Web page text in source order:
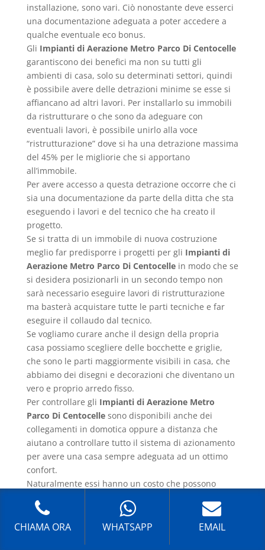
installazione, sono vari. Ciò nonostante deve esserci
una documentazione adeguata a poter accedere a
qualche eventuale eco bonus.
Gli Impianti di Aerazione Metro Parco Di Centocelle
garantiscono dei benefici ma non su tutti gli
ambienti di casa, solo su determinati settori, quindi
è possibile avere delle detrazioni minime se esse si
affiancano ad altri lavori. Per installarlo su immobili
da ristrutturare o che sono da adeguare con
eventuali lavori, è possibile unirlo alla voce
“ristrutturazione” dove si ha una detrazione massima
del 45% per le migliorie che si apportano
all’immobile.
Per avere accesso a questa detrazione occorre che ci
sia una documentazione da parte della ditta che sta
eseguendo i lavori e del tecnico che ha creato il
progetto.
Se si tratta di un immobile di nuova costruzione
meglio far predisporre i progetti per gli Impianti di
Aerazione Metro Parco Di Centocellein modo che se
si desidera posizionarli in un secondo tempo non
sarà necessario eseguire lavori di ristrutturazione
ma basterà acquistare tutte le parti tecniche e far
eseguire il collaudo dal tecnico.
Se vogliamo curare anche il design della propria
casa possiamo scegliere delle bocchette e griglie,
che sono le parti maggiormente visibili in casa, che
abbiamo dei disegni e decorazioni che diventano un
vero e proprio arredo fisso.
Per controllare gli Impianti di Aerazione Metro
Parco Di Centocellesono disponibili anche dei
collegamenti in domotica oppure a distanza che
aiutano a controllare tutto il sistema di azionamento
per avere una casa sempre adeguata ad un ottimo
confort.
Naturalmente essi hanno un costo che possono
essere sempre preventivati. Se avete intenzione di
far installare programmi di ultima generazione
richiedere un preventivo e fate eseguire un
CHIAMA ORA WHATSAPP EMAIL